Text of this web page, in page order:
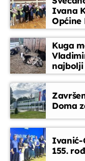
13:30 -
13:50 -
14:30 -
EPP
Ivana
Kuga
najbolji
bolesti
Doma
Ivanić-
155.